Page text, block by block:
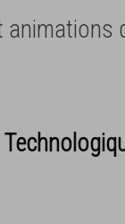
animations